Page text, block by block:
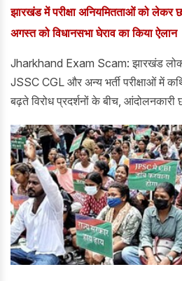
झारखंड में परीक्षा अनियमितताओं को लेकर
अगस्त को विधानसभा घेराव का किया ऐलान
Jharkhand Exam Scam: झारखंड
JSSC CGL और अन्य भर्ती परीक्षाओं में
बढ़ते विरोध प्रदर्शनों के बीच, आंदोलनकारी
करेंगे।